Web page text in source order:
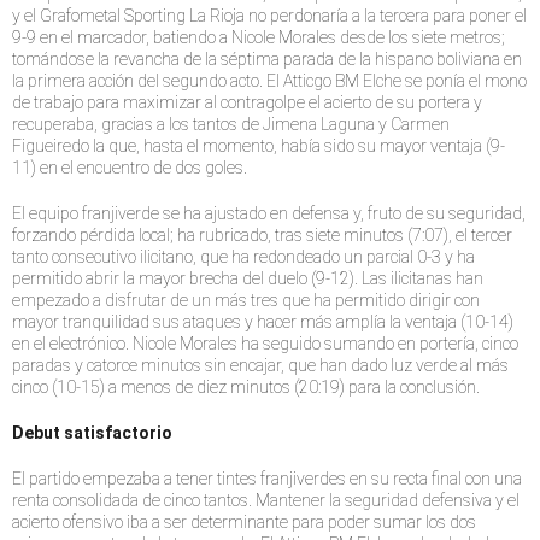
y el Grafometal Sporting La Rioja no perdonaría a la tercera para poner el
9-9 en el marcador, batiendo a Nicole Morales desde los siete metros;
tomándose la revancha de la séptima parada de la hispano boliviana en
la primera acción del segundo acto. El Atticgo BM Elche se ponía el mono
de trabajo para maximizar al contragolpe el acierto de su portera y
recuperaba, gracias a los tantos de Jimena Laguna y Carmen
Figueiredo la que, hasta el momento, había sido su mayor ventaja (9-
11) en el encuentro de dos goles.
El equipo franjiverde se ha ajustado en defensa y, fruto de su seguridad,
forzando pérdida local; ha rubricado, tras siete minutos (7:07), el tercer
tanto consecutivo ilicitano, que ha redondeado un parcial 0-3 y ha
permitido abrir la mayor brecha del duelo (9-12). Las ilicitanas han
empezado a disfrutar de un más tres que ha permitido dirigir con
mayor tranquilidad sus ataques y hacer más amplía la ventaja (10-14)
en el electrónico. Nicole Morales ha seguido sumando en portería, cinco
paradas y catorce minutos sin encajar, que han dado luz verde al más
cinco (10-15) a menos de diez minutos (20:19) para la conclusión.
Debut satisfactorio
El partido empezaba a tener tintes franjiverdes en su recta final con una
renta consolidada de cinco tantos. Mantener la seguridad defensiva y el
acierto ofensivo iba a ser determinante para poder sumar los dos